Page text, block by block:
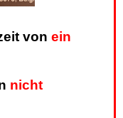
von ein
nicht